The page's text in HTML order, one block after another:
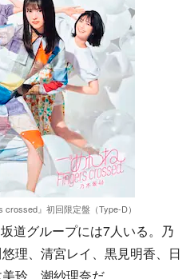
』初回限定盤（Type-D）
道グループには7人いる。乃
理、清宮レイ、黒見明香、日